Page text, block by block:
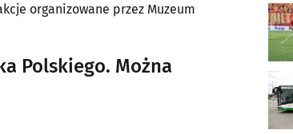
organizowane przez Muzeum
Polskiego. Można